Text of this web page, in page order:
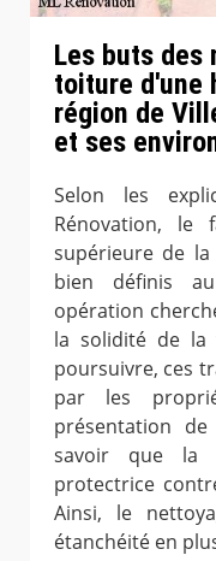
Les buts des
toiture d'une
région de
et ses
Selon les
Rénovation,
supérieure de
bien définis
opération
la solidité de la
poursuivre, ces
par les
présentation
savoir que la
protectrice
Ainsi, le
étanchéité en